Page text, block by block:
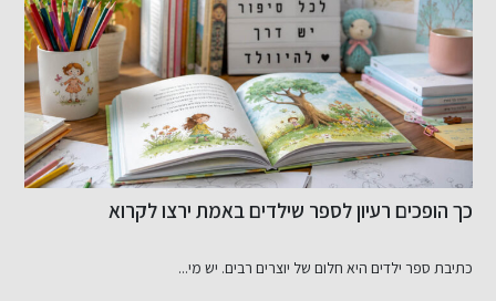
כך הופכים רעיון לספר שילדים באמת ירצו לקרוא
כתיבת ספר ילדים היא חלום של יוצרים רבים. יש מי...